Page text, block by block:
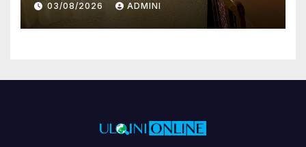
03/08/2026 ADMINI